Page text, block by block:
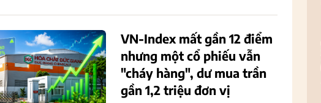
VN-Index mất gần 12 điểm
nhưng một cổ phiếu vẫn
"cháy hàng", dư mua trần
gần 1,2 triệu đơn vị